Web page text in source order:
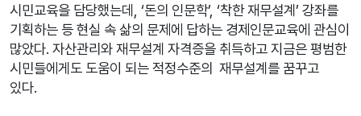
시민교육을 담당했는데, ‘돈의 인문학’, ‘착한 재무설계’ 강좌를
기획하는 등 현실 속 삶의 문제에 답하는 경제인문교육에 관심이
많았다. 자산관리와 재무설계 자격증을 취득하고 지금은 평범한
시민들에게도 도움이 되는 적정수준의 재무설계를 꿈꾸고
있다.